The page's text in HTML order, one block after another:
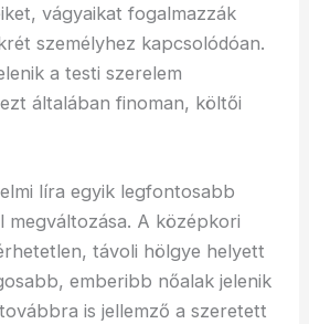
vágyaikat fogalmazzák
személyhez kapcsolódóan.
a testi szerelem
általában finoman, költői
líra egyik legfontosabb
megváltozása. A középkori
távoli hölgye helyett
emberibb nőalak jelenik
is jellemző a szeretett